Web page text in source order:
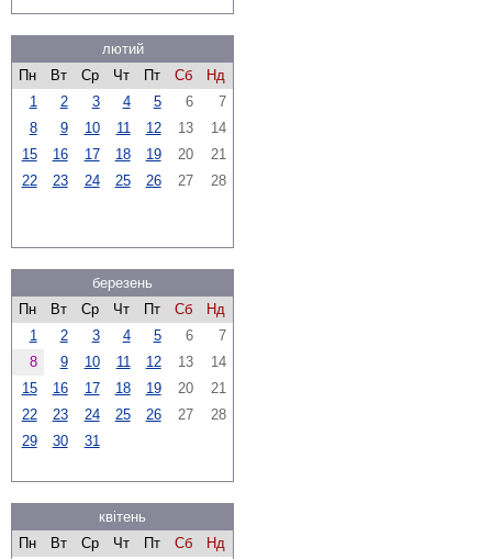
лютий
Пн
Вт Ср Чт Пт Сб
Нд
1
2 3 4 5 6
7
8
9 10 11 12 13
14
15
16 17 18 19 20
21
22
23 24 25 26 27 28
березень
Пн
Вт Ср Чт Пт Сб
Нд
1
2 3 4 5 6
7
8
9 10 11 12 13
14
15
16 17 18 19 20
21
22
23 24 25 26 27
28
29
30 31
квітень
Пн
Вт Ср Чт Пт Сб
Нд